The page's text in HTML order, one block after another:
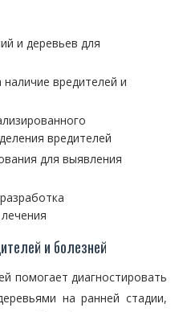
и деревьев для
вредителей и
вредителей
для выявления
и болезней
помогает диагностировать
на ранней стадии,